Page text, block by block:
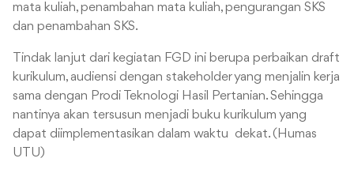
mata kuliah, penambahan mata kuliah, pengurangan SKS
dan penambahan SKS.
Tindak lanjut dari kegiatan FGD ini berupa perbaikan draft
kurikulum, audiensi dengan stakeholder yang menjalin kerja
sama dengan Prodi Teknologi Hasil Pertanian. Sehingga
nantinya akan tersusun menjadi buku kurikulum yang
dapat diimplementasikan dalam waktu dekat. (Humas
UTU)